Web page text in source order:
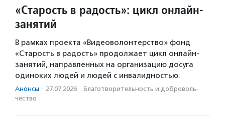
«Старость в радость»: цикл онлайн-
занятий
В рамках проекта «Видеоволонтерство» фонд
«Старость в радость» продолжает цикл онлайн-
занятий, направленных на организацию досуга
одиноких людей и людей с инвалидностью.
Анонсы · 27.07.2026 · Благотвори­тель­ность и доброволь­
чест­во